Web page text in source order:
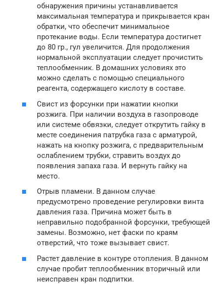
обнаружения причины устанавливается
максимальная температура и прикрывается кран
обратки, что обеспечит минимальное
протекание воды. Если температура достигнет
до 80 гр., гул увеличится. Для продолжения
нормальной эксплуатации следует прочистить
теплообменник. В домашних условиях это
можно сделать с помощью специального
реагента, содержащего кислоту в составе.
Свист из форсунки при нажатии кнопки
розжига. При наличии воздуха в газопроводе
или системе обвязки, следует открутить гайку в
месте соединения патрубка газа с арматурой,
нажать на кнопку розжига, с предварительным
ослаблением трубки, стравить воздух до
появления запаха газа. И вернуть гайку на
место.
Отрыв пламени. В данном случае
предусмотрено проведение регулировки винта
давления газа. Причина может быть в
неправильно подобранной форсунки, требующей
замены. Возможно, нет фаски по краям
отверстий, что тоже вызывает свист.
Растет давление в контуре отопления. В данном
случае пробит теплообменник вторичный или
неисправен кран подпитки.